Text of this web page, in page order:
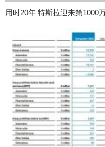
用时20年 特斯拉迎来第1000